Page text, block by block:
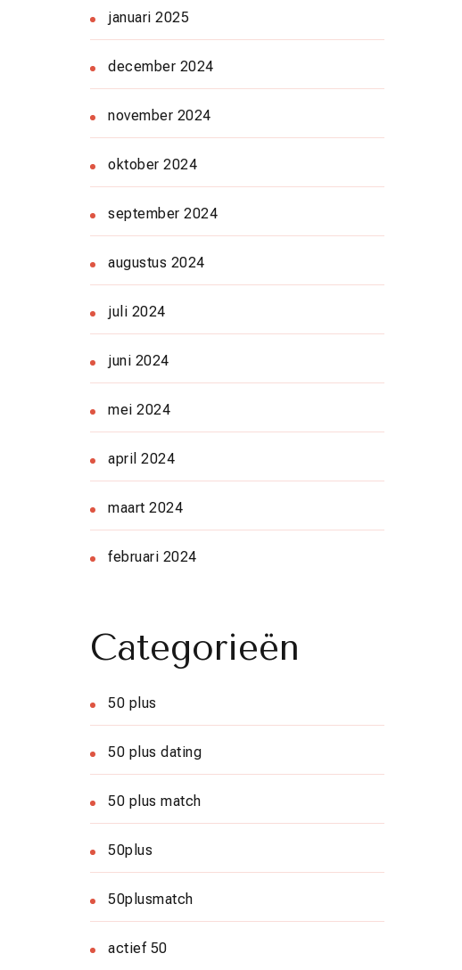
januari 2025
december 2024
november 2024
oktober 2024
september 2024
augustus 2024
juli 2024
juni 2024
mei 2024
april 2024
maart 2024
februari 2024
Categorieën
50 plus
50 plus dating
50 plus match
50plus
50plusmatch
actief 50